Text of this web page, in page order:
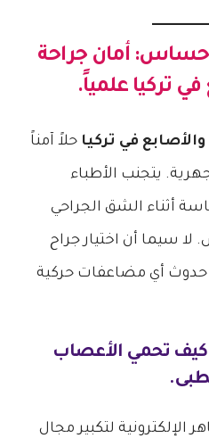
أمانجراحة
تركيا علمياً.
في تركيا حلاً آمناً
يتجنب الأطباء
أثناء الشق الجراحي
سيما أن اختيار جراح
حدوث أي مضاعفات حركية
كيف تحمي الأعصاب
الإلكترونية لتكبير مجال